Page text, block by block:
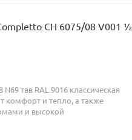
CH 6075/08 V001 ½
твв RAL 9016 классическая
комфорт и тепло, а также
и высокой